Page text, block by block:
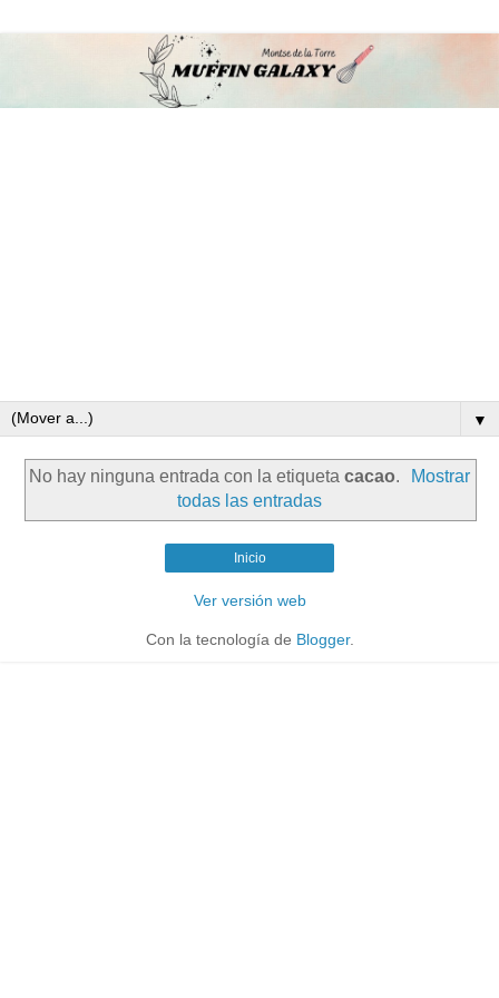
▼
No hay ninguna entrada con la etiqueta cacao.
Mostrar
todas las entradas
Inicio
Ver versión web
Con la tecnología de Blogger.